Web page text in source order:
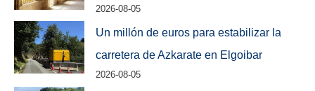
2026-08-05
Un millón de euros para estabilizar la
carretera de Azkarate en Elgoibar
2026-08-05